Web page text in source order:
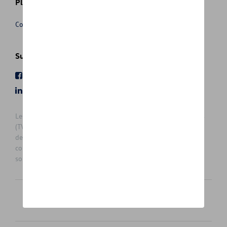
Plus d'informations
Conditions de vente
Suivez nous
Les prix affichés sur le présent site sont des prix recommandés
(TVAc), hors éventuels frais de montage. Pour connaitre le prix
de vente actuel et les éventuels frais de montage, veuillez
contacter votre concessionnaire/agent. Les prix recommandés
sont sujets à des changements sans préavis.